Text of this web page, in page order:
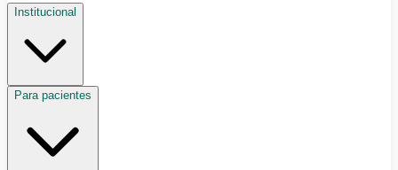
Institucional
Para pacientes